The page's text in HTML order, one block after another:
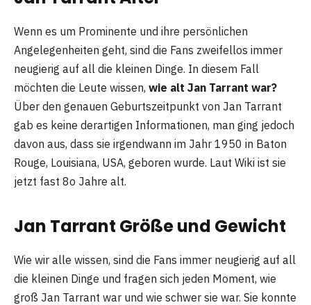
Wenn es um Prominente und ihre persönlichen
Angelegenheiten geht, sind die Fans zweifellos immer
neugierig auf all die kleinen Dinge. In diesem Fall
möchten die Leute wissen, wie alt Jan Tarrant war?
Über den genauen Geburtszeitpunkt von Jan Tarrant
gab es keine derartigen Informationen, man ging jedoch
davon aus, dass sie irgendwann im Jahr 1950 in Baton
Rouge, Louisiana, USA, geboren wurde. Laut Wiki ist sie
jetzt fast 8o Jahre alt.
Jan Tarrant Größe und Gewicht
Wie wir alle wissen, sind die Fans immer neugierig auf all
die kleinen Dinge und fragen sich jeden Moment, wie
groß Jan Tarrant war und wie schwer sie war. Sie konnte